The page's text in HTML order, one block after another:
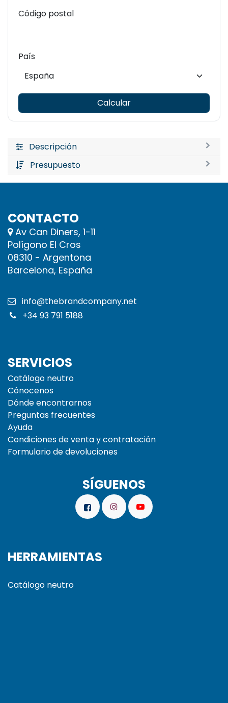
Código postal
País
Calcular
Descripción
Presupuesto
CONTACTO
Av Can Diners, 1-11
Polígono El Cros
08310 - Argentona
Barcelona, España
info@thebrandcompany.net
+34 93 791 5188
SERVICIOS
Catálogo neutro
Cónocenos
Dónde encontrarnos
Preguntas frecuentes
Ayuda
Condiciones de venta y contratación
Formulario de devoluciones
SÍGUENOS
HERRAMIENTAS
Catálogo neutro